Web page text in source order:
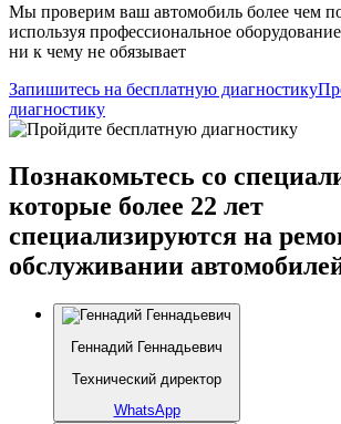
Мы проверим ваш автомобиль более чем
используя профессиональное
ни к чему не обязывает
Запишитесь на бесплатную диагностику
диагностику
Познакомьтесь со
которые более 22 лет
специализируются на
обслуживании
Геннадий Геннадьевич
Технический директор
WhatsApp